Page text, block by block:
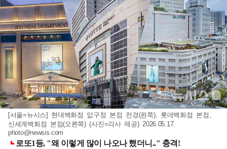
[서울=뉴시스] 현대백화점 압구정 본점 전경(왼쪽), 롯데백화점 본점,
신세계백화점 본점(오른쪽) (사진=각사 제공) 2026.05.17.
photo@newsis.com